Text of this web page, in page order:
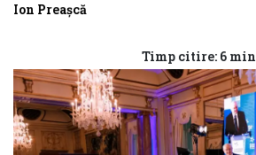
Ion Preașcă
Timp citire: 6 min